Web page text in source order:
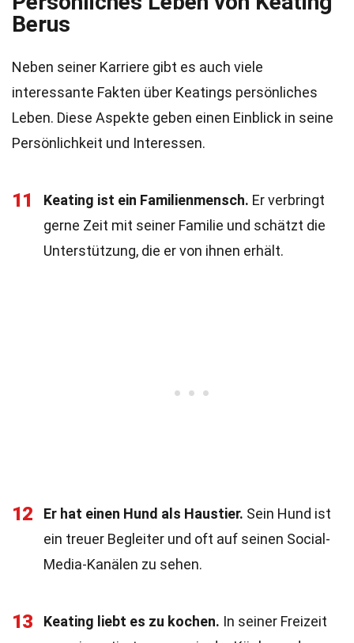
Berus
Neben seiner Karriere gibt es auch viele
interessante Fakten über Keatings persönliches
Leben. Diese Aspekte geben einen Einblick in seine
Persönlichkeit und Interessen.
11 Keating ist ein Familienmensch. Er verbringt
gerne Zeit mit seiner Familie und schätzt die
Unterstützung, die er von ihnen erhält.
12 Er hat einen Hund als Haustier. Sein Hund ist
ein treuer Begleiter und oft auf seinen Social-
Media-Kanälen zu sehen.
13 Keating liebt es zu kochen. In seiner Freizeit